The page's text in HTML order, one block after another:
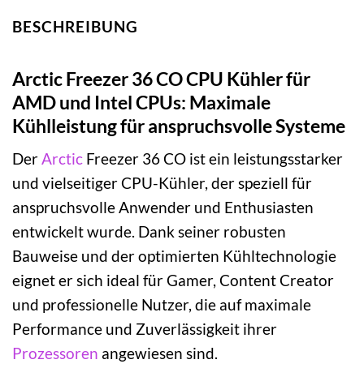
BESCHREIBUNG
Arctic Freezer 36 CO CPU Kühler für
AMD und Intel CPUs: Maximale
Kühlleistung für anspruchsvolle Systeme
DerArctic Freezer 36 CO ist ein leistungsstarker
und vielseitiger CPU-Kühler, der speziell für
anspruchsvolle Anwender und Enthusiasten
entwickelt wurde. Dank seiner robusten
Bauweise und der optimierten Kühltechnologie
eignet er sich ideal für Gamer, Content Creator
und professionelle Nutzer, die auf maximale
Performance und Zuverlässigkeit ihrer
Prozessoren angewiesen sind.